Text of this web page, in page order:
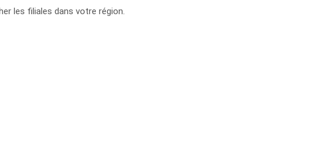
les filiales dans votre région.